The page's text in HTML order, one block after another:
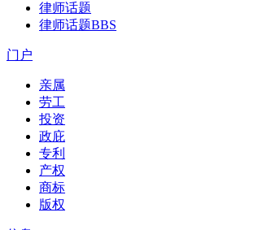
律师话题
律师话题BBS
门户
亲属
劳工
投资
政庇
专利
产权
商标
版权